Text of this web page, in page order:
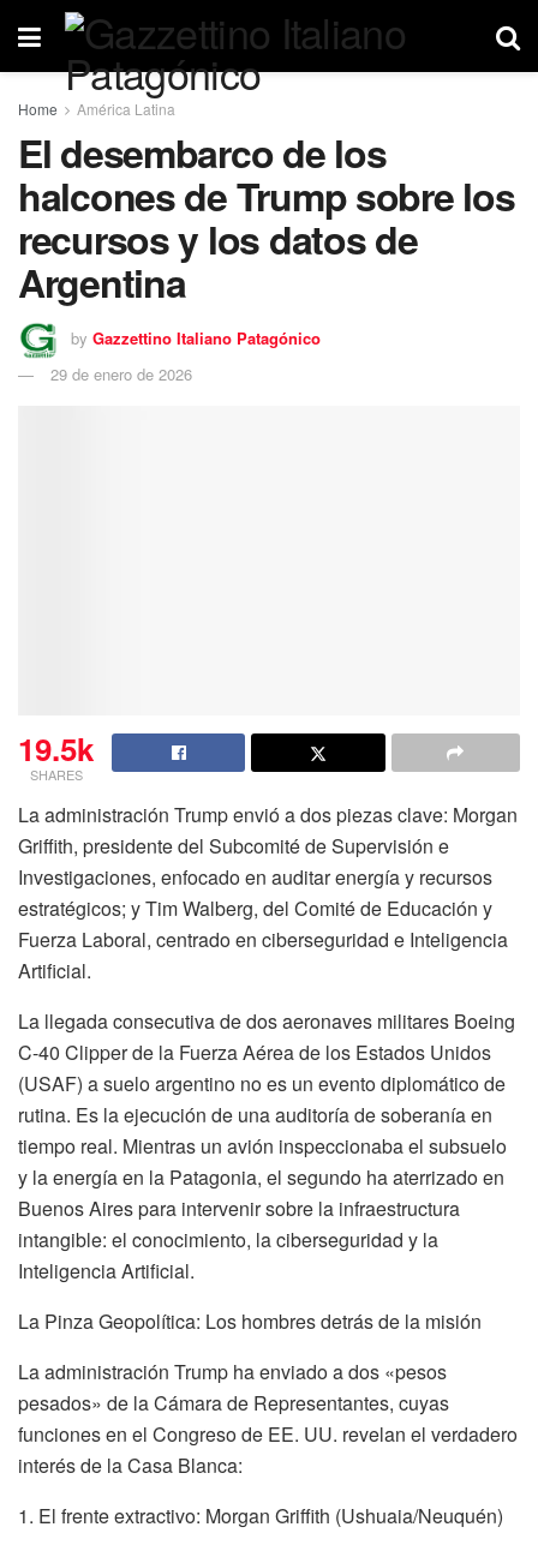
Home América Latina
El desembarco de los
halcones de Trump sobre los
recursos y los datos de
Argentina
by Gazzettino Italiano Patagónico
29 de enero de 2026
19.5k
SHARES
La administración Trump envió a dos piezas clave: Morgan
Griffith, presidente del Subcomité de Supervisión e
Investigaciones, enfocado en auditar energía y recursos
estratégicos; y Tim Walberg, del Comité de Educación y
Fuerza Laboral, centrado en ciberseguridad e Inteligencia
Artificial.
La llegada consecutiva de dos aeronaves militares Boeing
C-40 Clipper de la Fuerza Aérea de los Estados Unidos
(USAF) a suelo argentino no es un evento diplomático de
rutina. Es la ejecución de una auditoría de soberanía en
tiempo real. Mientras un avión inspeccionaba el subsuelo
y la energía en la Patagonia, el segundo ha aterrizado en
Buenos Aires para intervenir sobre la infraestructura
intangible: el conocimiento, la ciberseguridad y la
Inteligencia Artificial.
La Pinza Geopolítica: Los hombres detrás de la misión
La administración Trump ha enviado a dos «pesos
pesados» de la Cámara de Representantes, cuyas
funciones en el Congreso de EE. UU. revelan el verdadero
interés de la Casa Blanca:
1. El frente extractivo: Morgan Griffith (Ushuaia/Neuquén)